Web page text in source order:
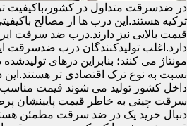
در ضدسرقت متداول در کشور،باکیفیت
ترکیه هستند.این درب ها از مصالح
قیمت بالایی نیز دارند.درب ضد سرقت
دارد.اغلب تولیدکنندگان درب ضدسرقت
مونتاژ می کنند؛ بنابراین درهای
نسبت به نوع ترک اقتصادی تر
داخل کشور تولید می شوند قیمت مناسب
سرقت چینی به خاطر قیمت پایینشان
دنبال خرید یک در ضد سرقت مطمئن